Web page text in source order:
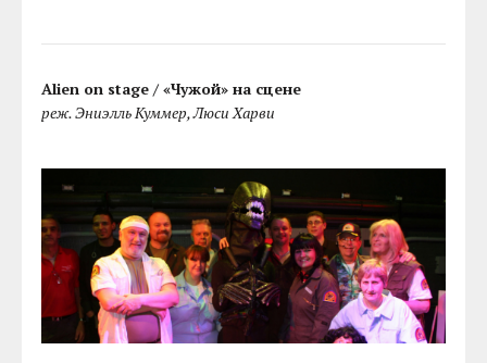
Alien on stage / «Чужой» на сцене
реж. Эниэлль Куммер, Люси Харви